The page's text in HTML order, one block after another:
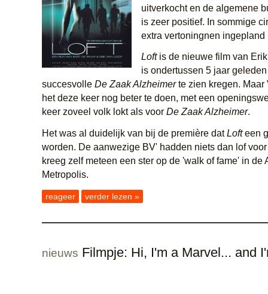
uitverkocht en de algemene
is zeer positief. In sommige
extra vertoningnen ingepland
Loftis de nieuwe film van
is ondertussen 5 jaar
succesvolle De Zaak Alzheimerte zien kregen. Maar
het deze keer nog beter te doen, met een
keer zoveel volk lokt als voor De Zaak Alzheimer.
Het was al duidelijk van bij de première datLofteen
worden. De aanwezige BV' hadden niets dan lof
kreeg zelf meteen een ster op de 'walk of fame' in de
Metropolis.
reageer verder lezen »
nieuws Filmpje: Hi, I'm a Marvel... and